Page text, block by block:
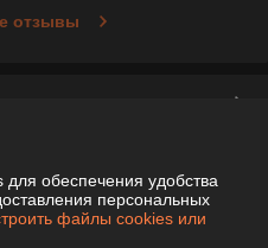
отзывы
обеспечения удобства
персональных
файлы cookies или